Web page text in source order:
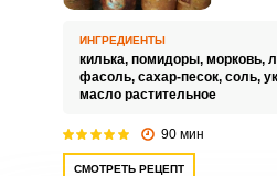
ИНГРЕДИЕНТЫ
килька, помидоры, морковь,
фасоль, сахар-песок, соль,
масло растительное
90 мин
СМОТРЕТЬ РЕЦЕПТ